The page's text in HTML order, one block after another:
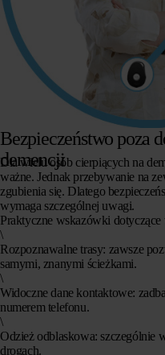
Bezpieczeństwo poza
demencji
Dla wielu osób cierpiących na
ważne. Jednak przebywanie na
zgubienia się. Dlatego
wymaga szczególnej uwagi.
Praktyczne wskazówki dotyczące
\
Rozpoznawalne trasy: zawsze
samymi, znanymi ścieżkami.
\
Widoczne dane kontaktowe:
numerem telefonu.
\
Odzież odblaskowa: szczególnie
drogach.